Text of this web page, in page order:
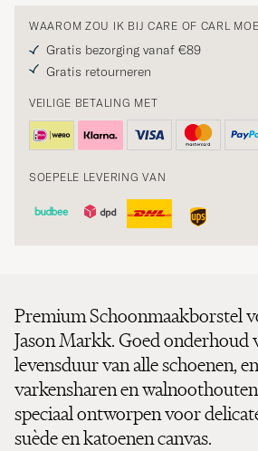
WAAROM ZOU IK BIJ CARE OF CARL
Gratis bezorging vanaf €89
Gratis retourneren
VEILIGE BETALING MET
SOEPELE LEVERING VAN
Premium Schoonmaakborstel
Jason Markk. Goed onderhoud
levensduur van alle schoenen,
varkensharen en
speciaal ontworpen voor
suède en katoenen canvas.